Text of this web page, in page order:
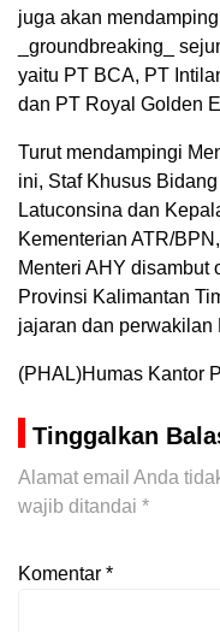
juga akan
_groundbreaking_
yaitu PT BCA, PT
dan PT Royal Golden
Turut mendampingi
ini, Staf Khusus
Latuconsina dan
Kementerian ATR/
Menteri AHY disambut
Provinsi Kalimantan
jajaran dan perwakilan
(PHAL)Humas Kantor
Tinggalkan
Alamat email Anda
wajib ditandai *
Komentar *